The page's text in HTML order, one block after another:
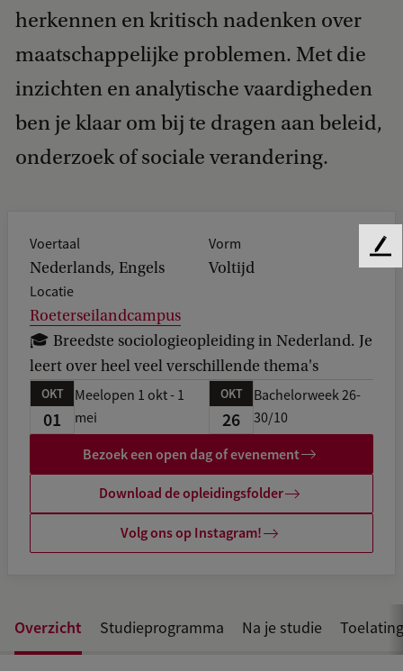
herkennen en kritisch nadenken over
maatschappelijke problemen. Met die
inzichten en analytische vaardigheden
ben je klaar om bij te dragen aan beleid,
onderzoek of sociale verandering.
Voertaal
Nederlands, Engels
Vorm
Voltijd
Locatie
Roeterseilandcampus
🎓 Breedste sociologieopleiding in Nederland. Je
leert over heel veel verschillende thema's
OKT
01
Meelopen 1 okt - 1
mei
OKT
26
Bachelorweek 26-
30/10
Bezoek een open dag of evenement
Download de opleidingsfolder
Volg ons op Instagram!
Overzicht Studieprogramma Na je studie
F